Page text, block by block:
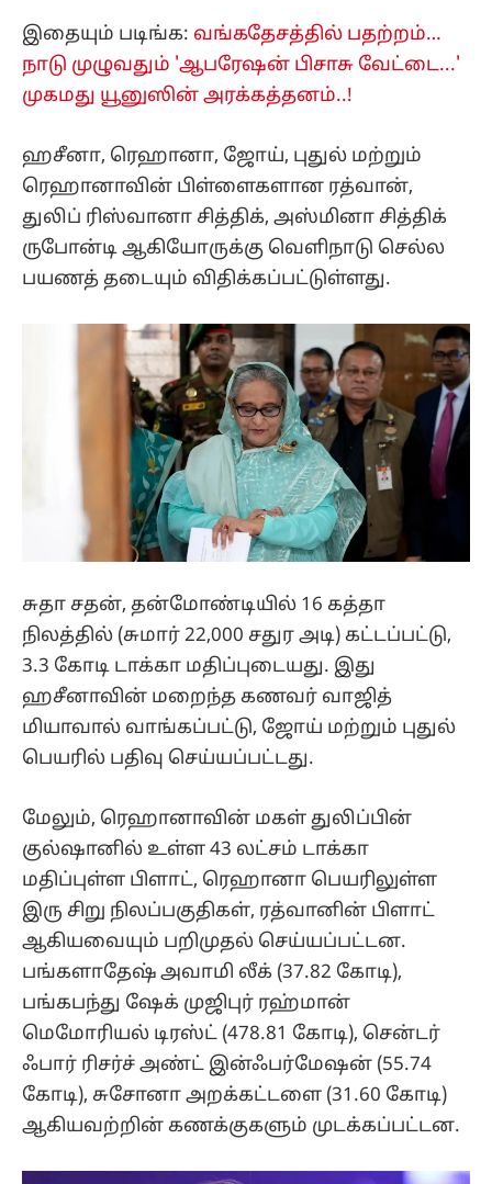
இதையும் படிங்க: வங்கதேசத்தில் பதற்றம்…
நாடு முழுவதும் 'ஆபரேஷன் பிசாசு வேட்டை...'
முகமது யூனுஸின் அரக்கத்தனம்..!
ஹசீனா, ரெஹானா, ஜோய், புதுல் மற்றும்
ரெஹானாவின் பிள்ளைகளான ரத்வான்,
துலிப் ரிஸ்வானா சித்திக், அஸ்மினா சித்திக்
ருபோன்டி ஆகியோருக்கு வெளிநாடு செல்ல
பயணத் தடையும் விதிக்கப்பட்டுள்ளது.
சுதா சதன், தன்மோண்டியில் 16 கத்தா
நிலத்தில் (சுமார் 22,000 சதுர அடி) கட்டப்பட்டு,
3.3 கோடி டாக்கா மதிப்புடையது. இது
ஹசீனாவின் மறைந்த கணவர் வாஜித்
மியாவால் வாங்கப்பட்டு, ஜோய் மற்றும் புதுல்
பெயரில் பதிவு செய்யப்பட்டது.
மேலும், ரெஹானாவின் மகள் துலிப்பின்
குல்ஷானில் உள்ள 43 லட்சம் டாக்கா
மதிப்புள்ள பிளாட், ரெஹானா பெயரிலுள்ள
இரு சிறு நிலப்பகுதிகள், ரத்வானின் பிளாட்
ஆகியவையும் பறிமுதல் செய்யப்பட்டன.
பங்களாதேஷ் அவாமி லீக் (37.82 கோடி),
பங்கபந்து ஷேக் முஜிபுர் ரஹ்மான்
மெமோரியல் டிரஸ்ட் (478.81 கோடி), சென்டர்
ஃபார் ரிசர்ச் அண்ட் இன்ஃபர்மேஷன் (55.74
கோடி), சுசோனா அறக்கட்டளை (31.60 கோடி)
ஆகியவற்றின் கணக்குகளும் முடக்கப்பட்டன.